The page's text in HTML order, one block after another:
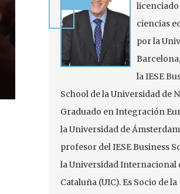
ciencias
por la
la IESE
School de la Universidad de
Graduado en Integración
la Universidad de
profesor del IESE Business
la Universidad Internacional
Cataluña (UIC). Es Socio de la